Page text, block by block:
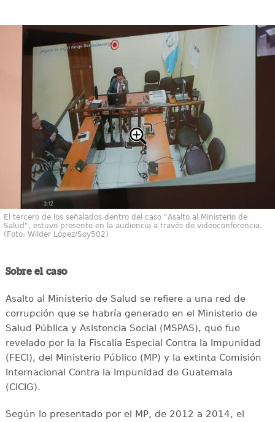
El tercero de los señalados dentro del caso "Asalto al Ministerio de
Salud", estuvo presente en la audiencia a través de videoconferencia.
(Foto: Wilder López/Soy502)
Sobre el caso
Asalto al Ministerio de Salud se refiere a una red de
corrupción que se habría generado en el Ministerio de
Salud Pública y Asistencia Social (MSPAS), que fue
revelado por la la Fiscalía Especial Contra la Impunidad
(FECI), del Ministerio Público (MP) y la extinta Comisión
Internacional Contra la Impunidad de Guatemala
(CICIG).
Según lo presentado por el MP, de 2012 a 2014, el